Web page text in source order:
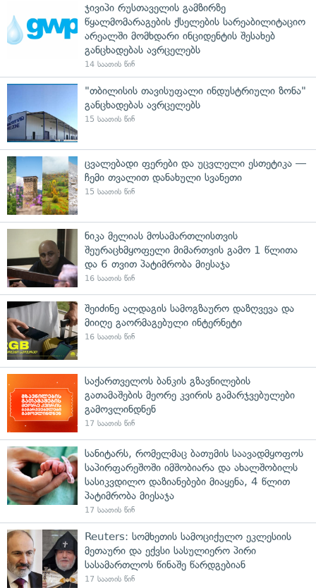
ჯივიპი რუსთაველის გამზირზე
წყალმომარაგების ქსელების სარეაბილიტაციო
არეალში მომხდარი ინციდენტის შესახებ
განცხადებას ავრცელებს
14 საათის წინ
"თბილისის თავისუფალი ინდუსტრიული ზონა"
განცხადებას ავრცელებს
15 საათის წინ
ცვალებადი ფერები და უცვლელი ესთეტიკა —
ჩემი თვალით დანახული სვანეთი
15 საათის წინ
ნიკა მელიას მოსამართლისთვის
შეურაცხმყოფელი მიმართვის გამო 1 წლითა
და 6 თვით პატიმრობა მიესაჯა
16 საათის წინ
შეიძინე ალდაგის სამოგზაურო დაზღვევა და
მიიღე გაორმაგებული ინტერნეტი
16 საათის წინ
საქართველოს ბანკის გზავნილების
გათამაშების მეორე კვირის გამარჯვებულები
გამოვლინდნენ
17 საათის წინ
სანიტარს, რომელმაც ბათუმის საავადმყოფოს
საპირფარეშოში იმშობიარა და ახალშობილს
სასიკვდილო დაზიანებები მიაყენა, 4 წლით
პატიმრობა მიესაჯა
17 საათის წინ
Reuters: სომხეთის სამოციქულო ეკლესიის
მეთაური და ექვსი სასულიერო პირი
სასამართლოს წინაშე წარდგებიან
17 საათის წინ